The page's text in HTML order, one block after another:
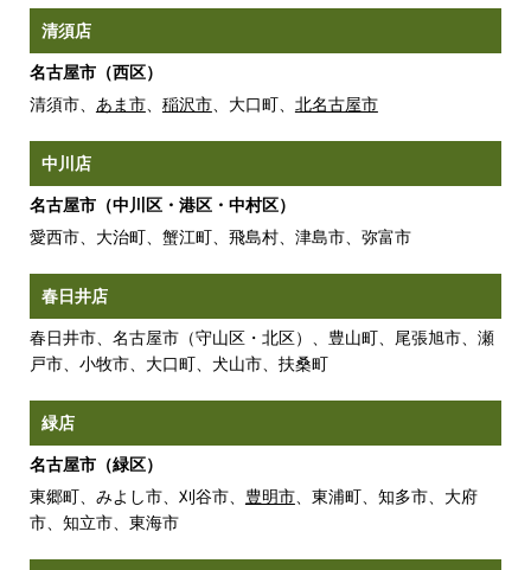
清須店
名古屋市（西区）
清須市、 あま市、 稲沢市、大口町、 北名古屋市
中川店
名古屋市（中川区・港区・中村区）
愛西市、大治町、蟹江町、飛島村、津島市、弥富市
春日井店
春日井市、名古屋市（守山区・北区）、豊山町、尾張旭市、瀬
戸市、小牧市、大口町、犬山市、扶桑町
緑店
名古屋市（緑区）
東郷町、みよし市、刈谷市、 豊明市、東浦町、知多市、大府
市、知立市、東海市